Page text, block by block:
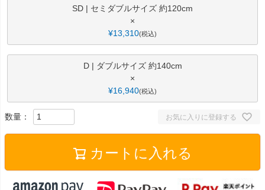
SD | セミダブルサイズ 約120cm
×
¥13,310 税込
D | ダブルサイズ 約140cm
×
¥16,940 税込
お気に入りに登録する
カートに入れる